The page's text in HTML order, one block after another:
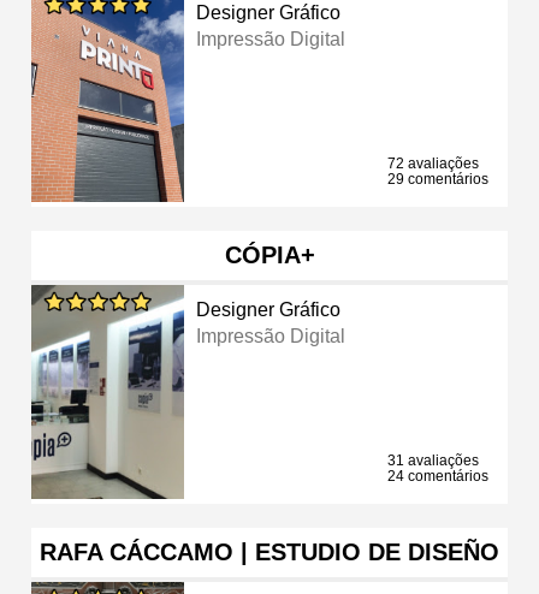
Designer Gráfico
Impressão Digital
72 avaliações
29 comentários
CÓPIA+
Designer Gráfico
Impressão Digital
31 avaliações
24 comentários
RAFA CÁCCAMO | ESTUDIO DE DISEÑO